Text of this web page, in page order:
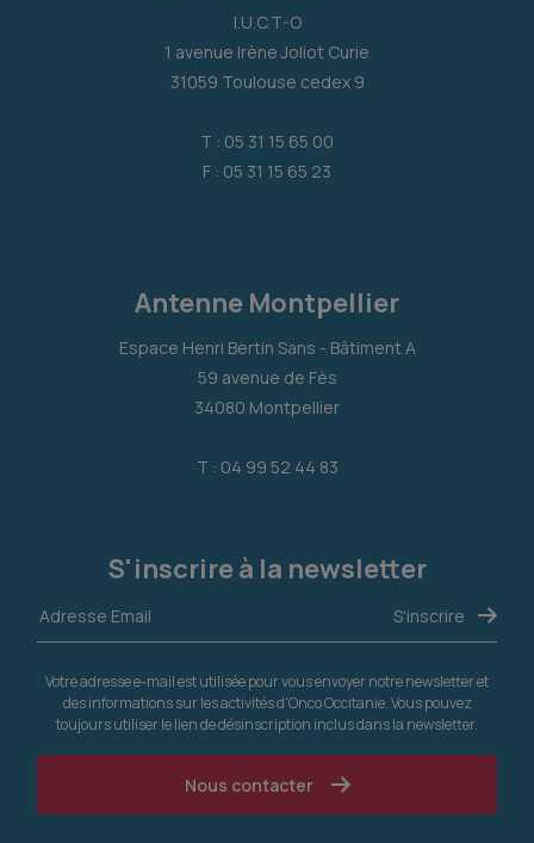
I.U.C.T-O
1 avenue Irène Joliot Curie
31059 Toulouse cedex 9
T : 05 31 15 65 00
F : 05 31 15 65 23
Antenne Montpellier
Espace Henri Bertin Sans - Bâtiment A
59 avenue de Fès
34080 Montpellier
T : 04 99 52 44 83
S'inscrire à la newsletter
Votre adresse e-mail est utilisée pour vous envoyer notre newsletter et
des informations sur les activités d'Onco Occitanie. Vous pouvez
toujours utiliser le lien de désinscription inclus dans la newsletter.
Nous contacter